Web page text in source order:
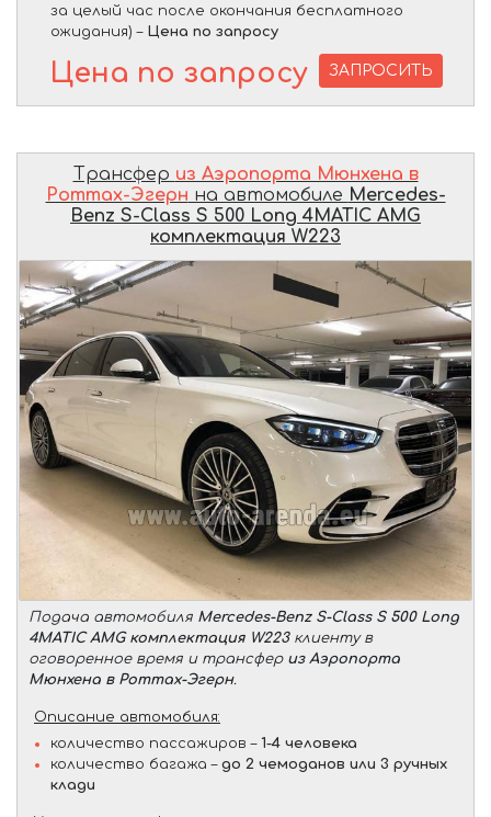
за целый час после окончания бесплатного
ожидания) – Цена по запросу
Цена по запросу ЗАПРОСИТЬ
Трансфер из Аэропорта Мюнхена в
Роттах-Эгерн на автомобиле Mercedes-
Benz S-Class S 500 Long 4MATIC AMG
комплектация W223
Подача автомобиля Mercedes-Benz S-Class S 500 Long
4MATIC AMG комплектация W223клиенту в
оговоренное время и трансфер из Аэропорта
Мюнхена в Роттах-Эгерн.
Описание автомобиля:
количество пассажиров – 1-4 человека
количество багажа – до 2 чемоданов или 3 ручных
клади